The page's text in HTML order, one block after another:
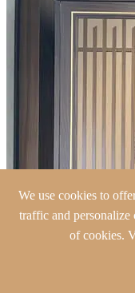
We use cookies to
traffic and personalize
of cookies.